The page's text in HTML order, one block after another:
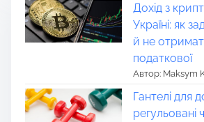
Дохід з
Україні: як
й не
податкової
Автор: Maksym
Гантелі для
регульовані